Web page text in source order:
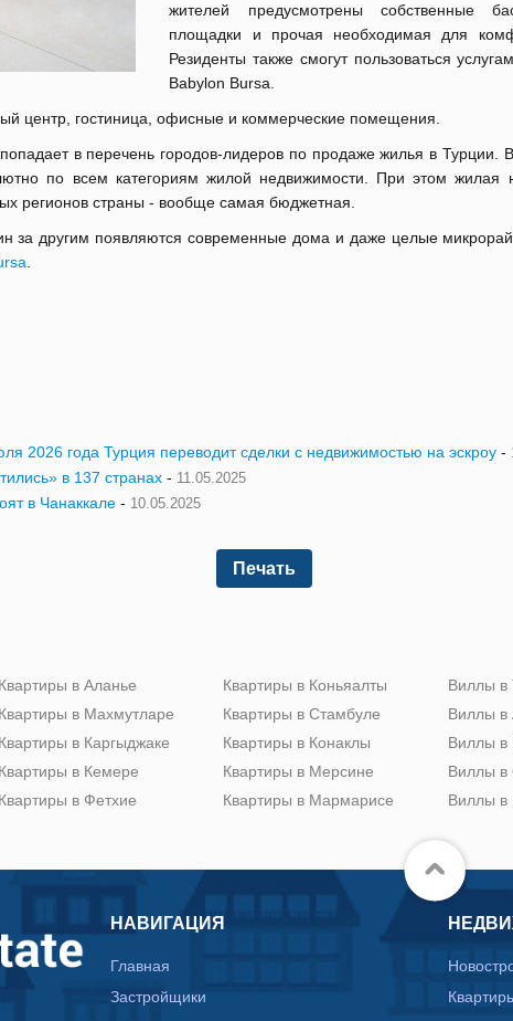
жителей предусмотрены собственные
площадки и прочая необходимая для
Резиденты также смогут пользоваться
Babylon Bursa.
центр, гостиница, офисные и коммерческие помещения.
в перечень городов-лидеров по продаже жилья в Турции.
по всем категориям жилой недвижимости. При этом жилая
регионов страны - вообще самая бюджетная.
за другим появляются современные дома и даже целые
2026 года Турция переводит сделки с недвижимостью на эскроу -
в 137 странах - 11.05.2025
в Чанаккале - 10.05.2025
Печать
Квартиры в Аланье
Квартиры в Махмутларе
Квартиры в Каргыджаке
Квартиры в Кемере
Квартиры в Фетхие
Квартиры в Коньяалты
Квартиры в Стамбуле
Квартиры в Конаклы
Квартиры в Мерсине
Квартиры в Мармарисе
Виллы в
Виллы в
Виллы в
Виллы в
Виллы в
НАВИГАЦИЯ
Главная
Застройщики